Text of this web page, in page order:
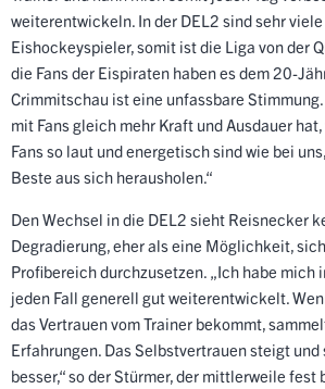
weiterentwickeln. In der DEL2 sind sehr
Eishockeyspieler, somit ist die Liga von der
die Fans der Eispiraten haben es dem 20-
Crimmitschau ist eine unfassbare
mit Fans gleich mehr Kraft und Ausdauer
Fans so laut und energetisch sind wie bei
Beste aus sich herausholen.“
Den Wechsel in die DEL2 sieht Reisnecker
Degradierung, eher als eine Möglichkeit,
Profibereich durchzusetzen.
„Ich habe
jeden Fall generell gut weiterentwickelt.
das Vertrauen vom Trainer bekommt,
Erfahrungen. Das Selbstvertrauen steigt
besser,“ so der Stürmer, der mittlerweile fest